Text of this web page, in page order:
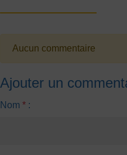
Aucun commentaire
Ajouter un
Nom * :